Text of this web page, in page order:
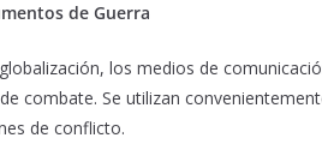
de Guerra
los medios de
combate. Se utilizan
de conflicto.